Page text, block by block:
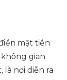
mặt tiền
không gian
là nơi diễn ra